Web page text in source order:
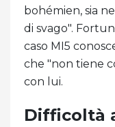
bohémien, sia
di svago".
caso MI5
che "non tiene
con lui.
Difficoltà